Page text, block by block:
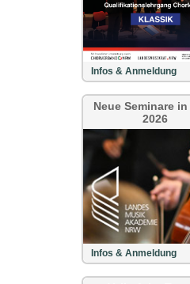
Infos & Anmeldung
Neue Seminare in
2026
Infos & Anmeldung